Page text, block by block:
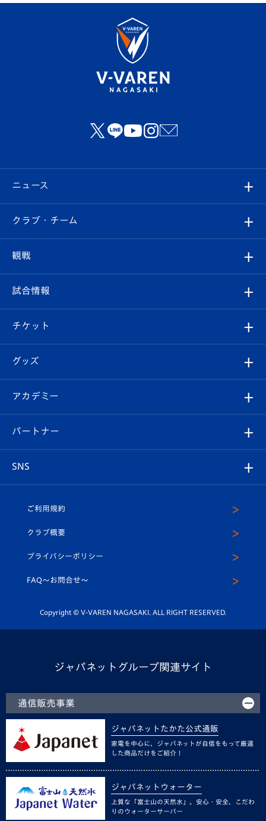
ニュース
すべて
クラブ
試合情報
チケット
イベント
メディア
ホームタウン
クラブ・チーム
クラブ概要
エンブレム紹介
スタッフプロフィール
マスコット紹介
平和祈念活動
ホームタウン活動
観戦
観戦ルール
はじめての観戦ガイド
Revive Team
ヴィヴィくんの長崎おもてなしガイド
試合情報
試合日程/結果
フォトギャラリー
スタジアムグルメ
チケット
チケット
V-LOVERS（ファンクラブ）
プレイヤーズスイート
グッズ
オンラインショップ
店舗情報
アカデミー
育成からのお知らせ
U-18
スクール
パートナー
SNS
ヴィヴィくんインスタグラム
公式LINE＠
ご利用規約
クラブ概要
プライバシーポリシー
FAQ〜お問合せ〜
Copyright © V-VAREN NAGASAKI. ALL RIGHT RESERVED.
ジャパネットグループ関連サイト
通信販売事業
ジャパネットたかた公式通販
家電を中心に、ジャパネットが自信をもって厳選
した商品だけをご紹介！
ジャパネットウォーター
上質な「富士山の天然水」。安心・安全、こだわ
りのウォーターサーバー